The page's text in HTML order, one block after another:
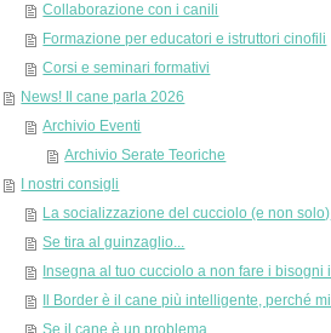
Collaborazione con i canili
Formazione per educatori e istruttori cinofili
Corsi e seminari formativi
News! Il cane parla 2026
Archivio Eventi
Archivio Serate Teoriche
I nostri consigli
La socializzazione del cucciolo (e non solo)
Se tira al guinzaglio...
Insegna al tuo cucciolo a non fare i bisogni
Il Border è il cane più intelligente, perché
Se il cane è un problema...